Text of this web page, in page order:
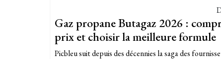
Gaz propane Butagaz 2026 :
prix et choisir la meilleure formule
Picbleu suit depuis des décennies la saga des